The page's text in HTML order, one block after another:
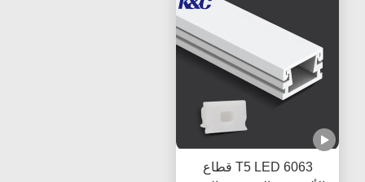
6063 T5 LED قطاع